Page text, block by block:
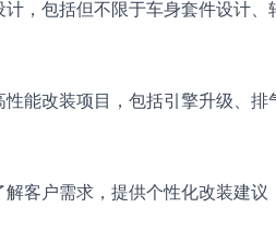
，包括但不限于车身套件设计
能改装项目，包括引擎升级、
客户需求，提供个性化改装建议